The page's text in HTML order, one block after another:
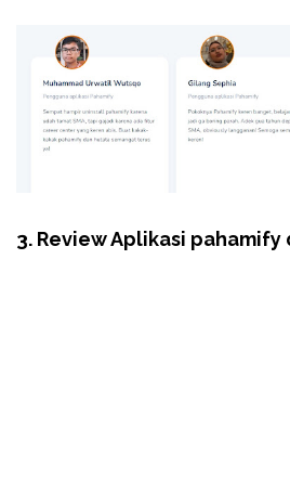
3. Review Aplikasi